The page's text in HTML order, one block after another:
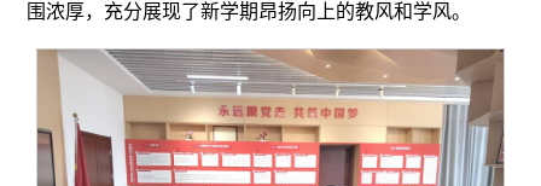
围浓厚，充分展现了新学期昂扬向上的教风和学风。